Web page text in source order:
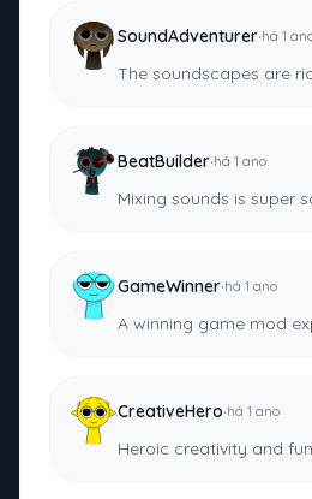
SoundAdventurer·há 1
The soundscapes are
BeatBuilder·há 1 ano
Mixing sounds is super
GameWinner·há 1 ano
A winning game mod
CreativeHero·há 1 ano
Heroic creativity and